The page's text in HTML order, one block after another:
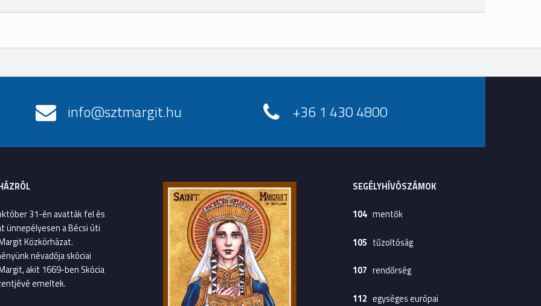
info@sztmargit.hu +36 1 430 4800
31-én avatták fel és
ünnepélyesen a Bécsi úti
Közkórházat.
névadója skóciai
akit 1669-ben Skócia
emeltek.
SEGÉLYHÍVÓSZÁMOK
104mentők
105 tűzoltóság
107 rendőrség
112 egységes európai